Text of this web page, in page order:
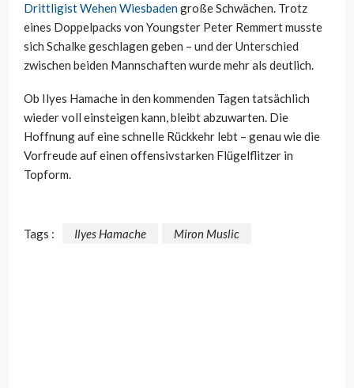
Drittligist Wehen Wiesbadengroße Schwächen. Trotz
eines Doppelpacks von Youngster Peter Remmert musste
sich Schalke geschlagen geben – und der Unterschied
zwischen beiden Mannschaften wurde mehr als deutlich.
Ob Ilyes Hamache in den kommenden Tagen tatsächlich
wieder voll einsteigen kann, bleibt abzuwarten. Die
Hoffnung auf eine schnelle Rückkehr lebt – genau wie die
Vorfreude auf einen offensivstarken Flügelflitzer in
Topform.
Tags : Ilyes Hamache Miron Muslic